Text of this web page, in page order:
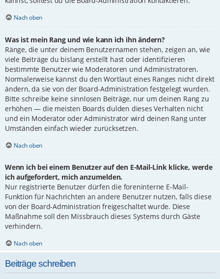
Nach oben
Was ist mein Rang und wie kann ich ihn ändern?
Ränge, die unter deinem Benutzernamen stehen, zeigen an, wie
viele Beiträge du bislang erstellt hast oder identifizieren
bestimmte Benutzer wie Moderatoren und Administratoren.
Normalerweise kannst du den Wortlaut eines Ranges nicht direkt
ändern, da sie von der Board-Administration festgelegt wurden.
Bitte schreibe keine sinnlosen Beiträge, nur um deinen Rang zu
erhöhen — die meisten Boards dulden dieses Verhalten nicht
und ein Moderator oder Administrator wird deinen Rang unter
Umständen einfach wieder zurücksetzen.
Nach oben
Wenn ich bei einem Benutzer auf den E-Mail-Link klicke, werde
ich aufgefordert, mich anzumelden.
Nur registrierte Benutzer dürfen die foreninterne E-Mail-
Funktion für Nachrichten an andere Benutzer nutzen, falls diese
von der Board-Administration freigeschaltet wurde. Diese
Maßnahme soll den Missbrauch dieses Systems durch Gäste
verhindern.
Nach oben
Beiträge schreiben